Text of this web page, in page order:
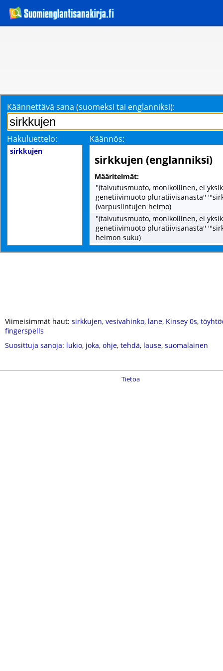
Käännettävä sana (suomeksi tai englanniksi):
Hakuluettelo: Käännös:
sirkkujen
sirkkujen (englanniksi)
Määritelmät:
''(taivutusmuoto, monikollinen, ei
genetiivimuoto pluratiivisanasta''
(varpuslintujen heimo)
''(taivutusmuoto, monikollinen, ei
genetiivimuoto pluratiivisanasta''
heimon suku)
Viimeisimmät haut: sirkkujen, vesivahinko, lane, Kinsey 0s,
fingerspells
Suosittuja sanoja: lukio, joka, ohje, tehdä, lause, suomalainen
Tietoa